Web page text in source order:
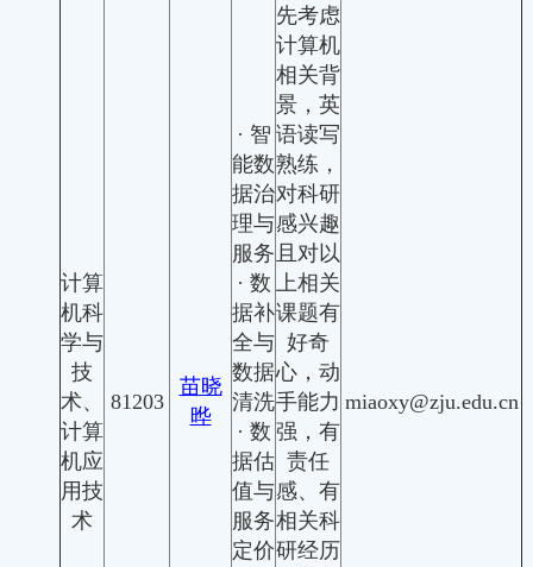
计算
机科
学与
技
术、
计算
机应
用技
术
81203
苗晓
晔
· 智
能数
据治
理与
服务
· 数
据补
全与
数据
清洗
· 数
据估
值与
服务
定价
先考虑
计算机
相关背
景，英
语读写
熟练，
对科研
感兴趣
且对以
上相关
课题有
好奇
心，动
手能力
强，有
责任
感、有
相关科
研经历
miaoxy@zju.edu.cn